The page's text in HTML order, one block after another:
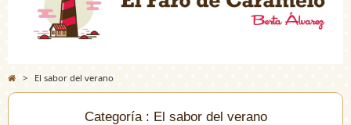
> El sabor del verano
Categoría : El sabor del verano